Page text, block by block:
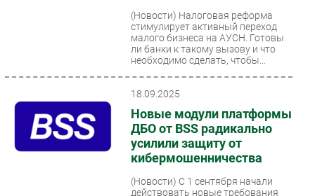
(Новости) Налоговая реформа
стимулирует активный переход
малого бизнеса на АУСН. Готовы
ли банки к такому вызову и что
необходимо сделать, чтобы...
18.09.2025
Новые модули платформы
ДБО от BSS радикально
усилили защиту от
кибермошенничества
(Новости) С 1 сентября начали
действовать новые требования